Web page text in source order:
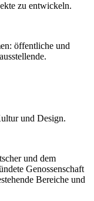
zu entwickeln.
öffentliche und
und Design.
und dem
Genossenschaft
Bereiche und